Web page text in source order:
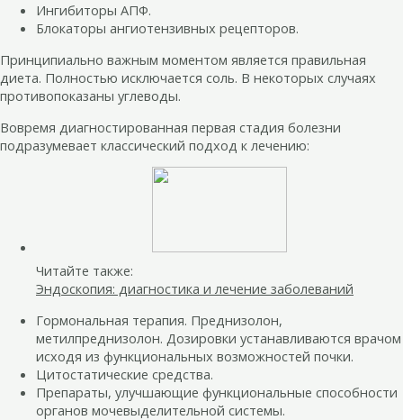
Ингибиторы АПФ.
Блокаторы ангиотензивных рецепторов.
Принципиально важным моментом является правильная
диета. Полностью исключается соль. В некоторых случаях
противопоказаны углеводы.
Вовремя диагностированная первая стадия болезни
подразумевает классический подход к лечению:
Читайте также:
Эндоскопия: диагностика и лечение заболеваний
Гормональная терапия. Преднизолон,
метилпреднизолон. Дозировки устанавливаются врачом
исходя из функциональных возможностей почки.
Цитостатические средства.
Препараты, улучшающие функциональные способности
органов мочевыделительной системы.